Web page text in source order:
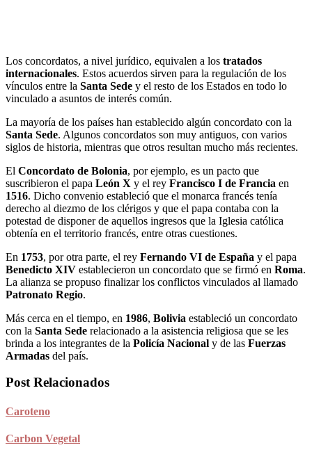
Los concordatos, a nivel jurídico, equivalen a los tratados
internacionales. Estos acuerdos sirven para la regulación de los
vínculos entre la Santa Sede y el resto de los Estados en todo lo
vinculado a asuntos de interés común.
La mayoría de los países han establecido algún concordato con la
Santa Sede. Algunos concordatos son muy antiguos, con varios
siglos de historia, mientras que otros resultan mucho más recientes.
El Concordato de Bolonia, por ejemplo, es un pacto que
suscribieron el papa León X y el rey Francisco I de Francia en
1516. Dicho convenio estableció que el monarca francés tenía
derecho al diezmo de los clérigos y que el papa contaba con la
potestad de disponer de aquellos ingresos que la Iglesia católica
obtenía en el territorio francés, entre otras cuestiones.
En 1753, por otra parte, el rey Fernando VI de España y el papa
Benedicto XIV establecieron un concordato que se firmó en Roma.
La alianza se propuso finalizar los conflictos vinculados al llamado
Patronato Regio.
Más cerca en el tiempo, en 1986, Bolivia estableció un concordato
con la Santa Sede relacionado a la asistencia religiosa que se les
brinda a los integrantes de la Policía Nacional y de las Fuerzas
Armadas del país.
Post Relacionados
Caroteno
Carbon Vegetal